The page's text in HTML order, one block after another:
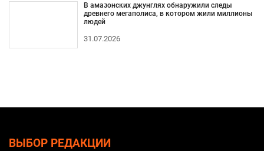
В амазонских джунглях обнаружили следы
древнего мегаполиса, в котором жили миллионы
людей
31.07.2026
ВЫБОР РЕДАКЦИИ